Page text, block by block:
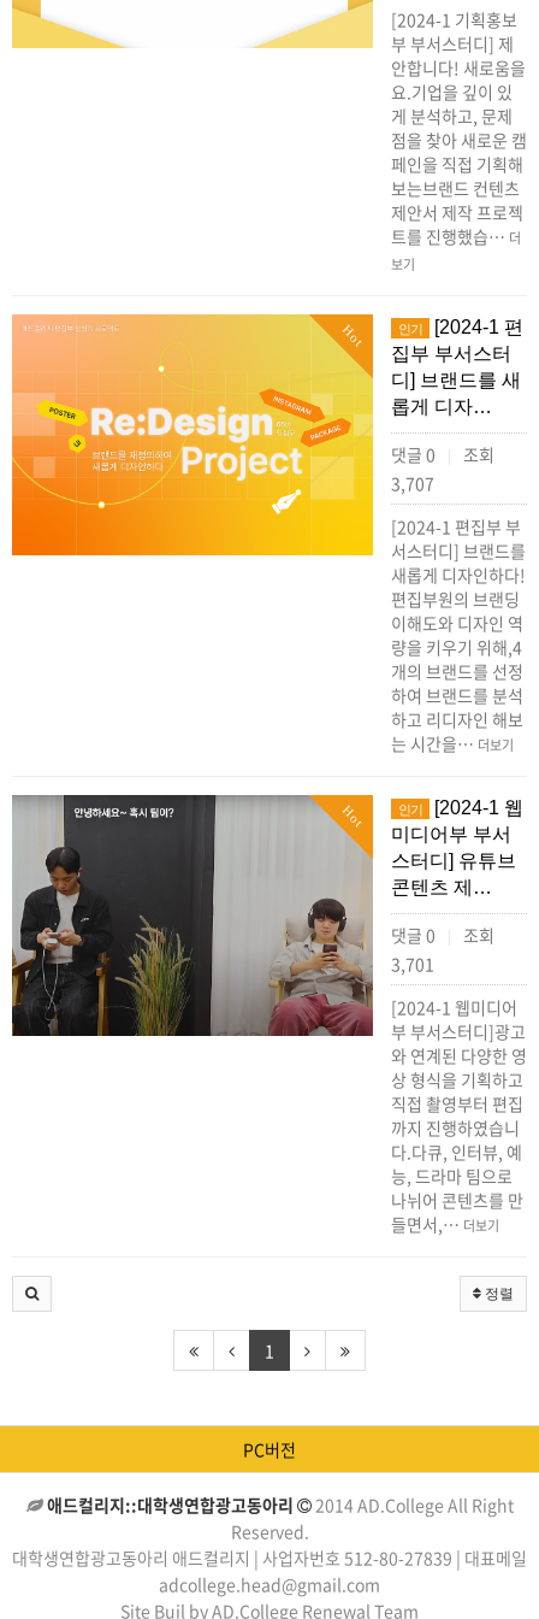
[2024-1 기획홍보
부 부서스터디] 제
안합니다! 새로움을
요.기업을 깊이 있
게 분석하고, 문제
점을 찾아 새로운 캠
페인을 직접 기획해
보는브랜드 컨텐츠
제안서 제작 프로젝
트를 진행했습… 더
보기
Hot 인기
[2024-1 편
집부 부서스터
디] 브랜드를 새
롭게 디자…
댓글 0 |
조회
3,707
[2024-1 편집부 부
서스터디] 브랜드를
새롭게 디자인하다!
편집부원의 브랜딩
이해도와 디자인 역
량을 키우기 위해,4
개의 브랜드를 선정
하여 브랜드를 분석
하고 리디자인 해보
는 시간을… 더보기
Hot 인기
[2024-1 웹
미디어부 부서
스터디] 유튜브
콘텐츠 제…
댓글 0 |
조회
3,701
[2024-1 웹미디어
부 부서스터디]광고
와 연계된 다양한 영
상 형식을 기획하고
직접 촬영부터 편집
까지 진행하였습니
다.다큐, 인터뷰, 예
능, 드라마 팀으로
나뉘어 콘텐츠를 만
들면서,… 더보기
정렬
1
PC버전
애드컬리지::대학생연합광고동아리
2014 AD.College All Right
Reserved.
대학생연합광고동아리 애드컬리지 | 사업자번호 512-80-27839 | 대표메일
adcollege.head@gmail.com
Site Buil by AD.College Renewal Team